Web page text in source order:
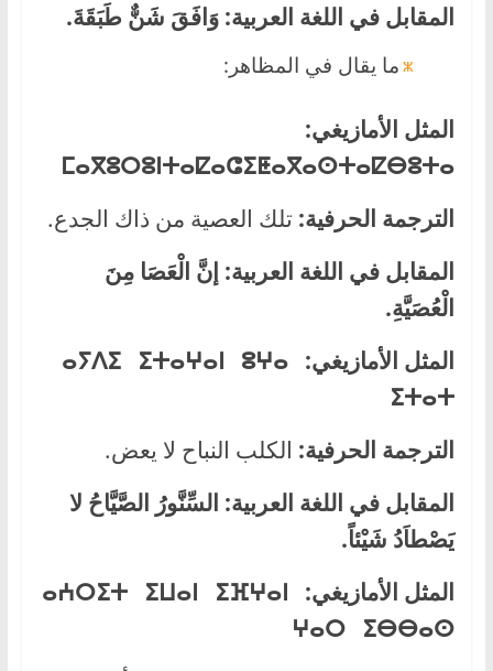
المقابل في اللغة العربية: وَافَقَ شَنٌّ طَبَقَةَ.
ما يقال في المظاهر:
المثل الأمازيغي:
ⵎⴰⴳⵓⵔⵓⵏⵜⴰⵇⴰⵛⵉⵟⴰⴳⴰⵙⵜⴰⵇⴱⵓⵜⴰ
الترجمة الحرفية: تلك العصية من ذاك الجدع.
المقابل في اللغة العربية: إنَّ الْعَصَا مِنَ
الْعُصَيَّةِ.
المثل الأمازيغي: ⴰⵢⴷⵉ ⵉⵜⴰⵖⴰⵏ ⵓⵖⴰ
ⵉⵜⴰⵜ
الترجمة الحرفية: الكلب النباح لا يعض.
المقابل في اللغة العربية: السِّنَّورُ الصَّيَّاحُ لا
يَصْطاَدُ شَيْئاً.
المثل الأمازيغي:
ⴰⵄⵔⵉⵜ ⵉⵡⴰⵏ ⵉⴼⵖⴰⵏ
ⵖⴰⵔ ⵉⴱⴱⴰⵙ